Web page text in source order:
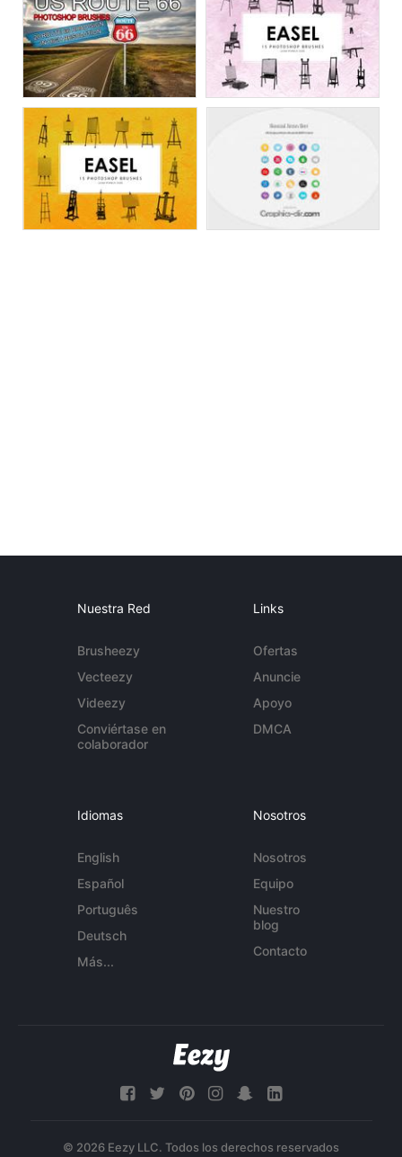
Nuestra Red
Brusheezy
Vecteezy
Videezy
Conviértase en
colaborador
Links
Ofertas
Anuncie
Apoyo
DMCA
Idiomas
English
Español
Português
Deutsch
Más...
Nosotros
Nosotros
Equipo
Nuestro
blog
Contacto
© 2026 Eezy LLC. Todos los derechos reservados